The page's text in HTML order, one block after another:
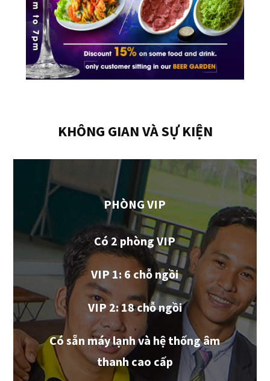
KHÔNG GIAN VÀ SỰ KIỆN
PHÒNG VIP
Có 2 phòng VIP
VIP 1: 6 chỗ ngồi
VIP 2: 18 chỗ ngồi
Có sẵn máy lạnh và hệ thống âm
thanh cao cấp